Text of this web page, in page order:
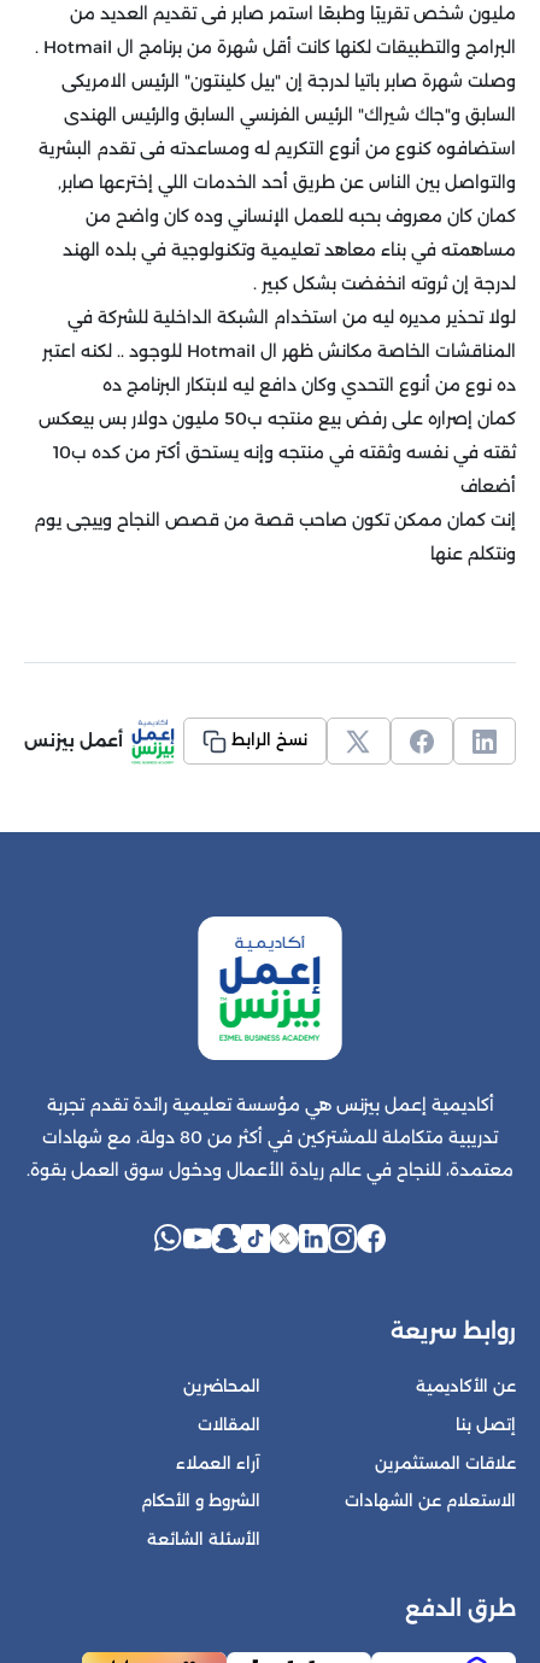
مليون شخص تقريبًا وطبعًا استمر صابر فى تقديم العديد من
البرامج والتطبيقات لكنها كانت أقل شهرة من برنامج ال Hotmail .
وصلت شهرة صابر باتيا لدرجة إن "بيل كلينتون" الرئيس الامريكى
السابق و"جاك شيراك" الرئيس الفرنسي السابق والرئيس الهندى
استضافوه كنوع من أنوع التكريم له ومساعدته فى تقدم البشرية
والتواصل بين الناس عن طريق أحد الخدمات اللي إخترعها صابر,
كمان كان معروف بحبه للعمل الإنساني وده كان واضح من
مساهمته في بناء معاهد تعليمية وتكنولوجية في بلده الهند
لدرجة إن ثروته انخفضت بشكل كبير .
لولا تحذير مديره ليه من استخدام الشبكة الداخلية للشركة في
المناقشات الخاصة مكانش ظهر ال Hotmail للوجود .. لكنه اعتبر
ده نوع من أنوع التحدي وكان دافع ليه لابتكار البرنامج ده
كمان إصراره على رفض بيع منتجه ب50 مليون دولار بس بيعكس
ثقته في نفسه وثقته في منتجه وإنه يستحق أكتر من كده ب10
أضعاف
إنت كمان ممكن تكون صاحب قصة من قصص النجاح وييجى يوم
ونتكلم عنها
نسخ الرابط أعمل بيزنس
أكاديمية إعمل بيزنس هي مؤسسة تعليمية رائدة تقدم تجربة
تدريبية متكاملة للمشتركين في أكثر من 80 دولة، مع شهادات
معتمدة، للنجاح في عالم ريادة الأعمال ودخول سوق العمل بقوة.
روابط سريعة
عن الأكاديمية
إتصل بنا
علاقات المستثمرين
الاستعلام عن الشهادات
المحاضرين
المقالات
آراء العملاء
الشروط و الأحكام
الأسئلة الشائعة
طرق الدفع